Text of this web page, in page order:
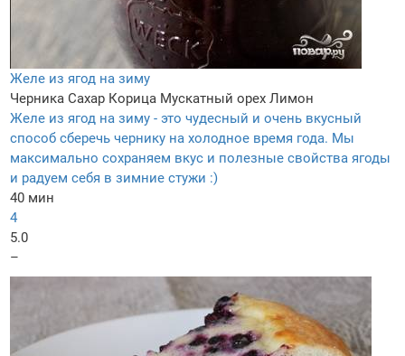
Желе из ягод на зиму
Черника Сахар Корица Мускатный орех Лимон
Желе из ягод на зиму - это чудесный и очень вкусный
способ сберечь чернику на холодное время года. Мы
максимально сохраняем вкус и полезные свойства ягоды
и радуем себя в зимние стужи :)
40 мин
4
5.0
–